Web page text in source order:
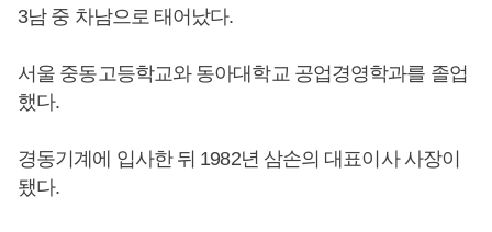
3남 중 차남으로 태어났다.
서울 중동고등학교와 동아대학교 공업경영학과를 졸업
했다.
경동기계에 입사한 뒤 1982년 삼손의 대표이사 사장이
됐다.